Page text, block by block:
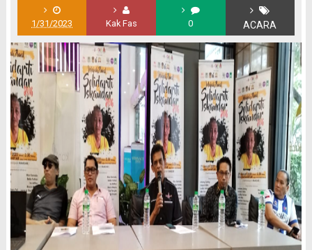
1/31/2023 Kak Fas 0 ACARA